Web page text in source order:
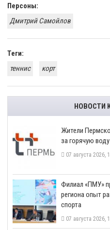
Персоны:
Дмитрий Самойлов
Теги:
теннис
корт
НОВОСТИ
​Жители
за горячую
07 августа 2026,
​Филиал «ПМУ»
региона опыт
спорта
07 августа 2026,